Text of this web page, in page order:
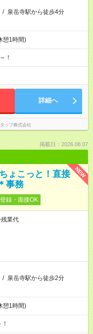
/ 泉岳寺駅から徒歩4分
憩1時間)
！
詳細へ
ッフ株式会社
掲載日：2026.08.07
NEW
ょこっと！直接
事務
録・面接OK
業代
/ 泉岳寺駅から徒歩2分
憩1時間)